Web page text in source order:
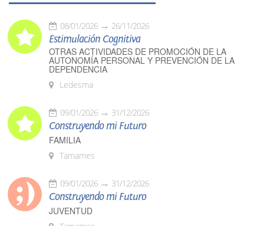
08/01/2026 26/11/2026
Estimulación Cognitiva
OTRAS ACTIVIDADES DE PROMOCIÓN DE LA
AUTONOMÍA PERSONAL Y PREVENCIÓN DE LA
DEPENDENCIA
Ledesma
09/01/2026 31/12/2026
Construyendo mi Futuro
FAMILIA
Tamames
09/01/2026 31/12/2026
Construyendo mi Futuro
JUVENTUD